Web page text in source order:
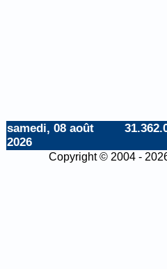
samedi, 08 août
2026
Copyright © 2004 -